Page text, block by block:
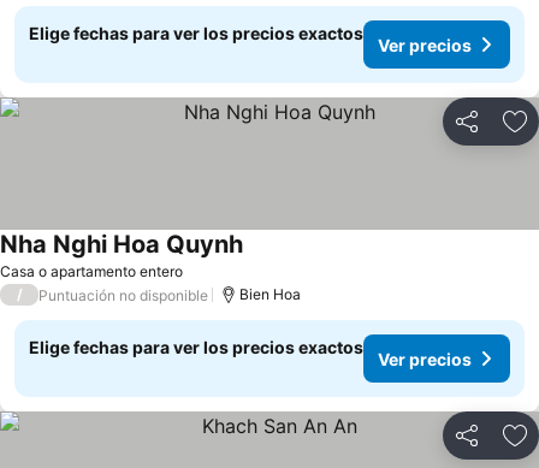
Elige fechas para ver los precios exactos
Ver precios
Compartir
Casa o apartamento entero
Nha Nghi Hoa QuynhVer precios
/ Puntuación no disponible Bien Hoa
Elige fechas para ver los precios exactos
Ver precios
Compartir